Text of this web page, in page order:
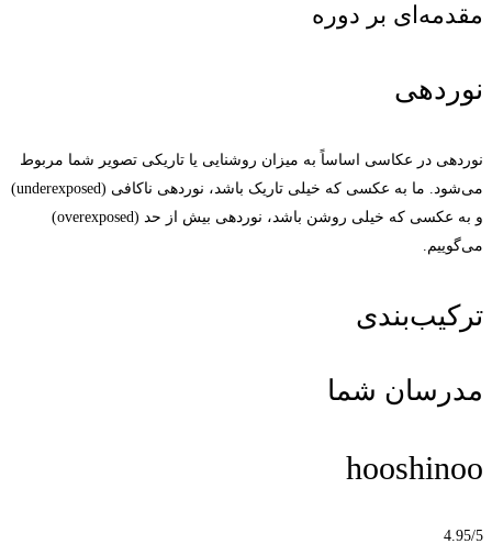
مقدمه‌ای بر دوره
نوردهی
نوردهی در عکاسی اساساً به میزان روشنایی یا تاریکی تصویر شما مربوط
می‌شود. ما به عکسی که خیلی تاریک باشد، نوردهی ناکافی (underexposed)
و به عکسی که خیلی روشن باشد، نوردهی بیش از حد (overexposed)
می‌گوییم.
ترکیب‌بندی
مدرسان شما
hooshinoo
4.95/5